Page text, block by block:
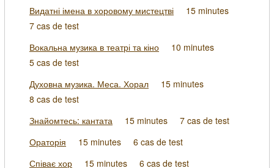
Видатні імена в хоровому мистецтві
15 minutes
7 cas de test
Вокальна музика в театрі та кіно
10 minutes
5 cas de test
Духовна музика. Меса. Хорал
15 minutes
8 cas de test
Знайомтесь: кантата
15 minutes
7 cas de test
Ораторія
15 minutes
6 cas de test
Співає хор
15 minutes
6 cas de test